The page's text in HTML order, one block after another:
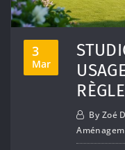
3
Mar
By Zoé